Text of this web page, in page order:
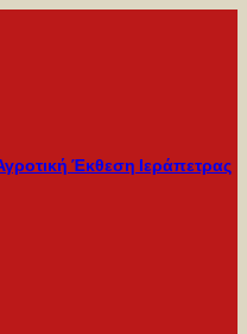
Έκθεση Ιεράπετρας